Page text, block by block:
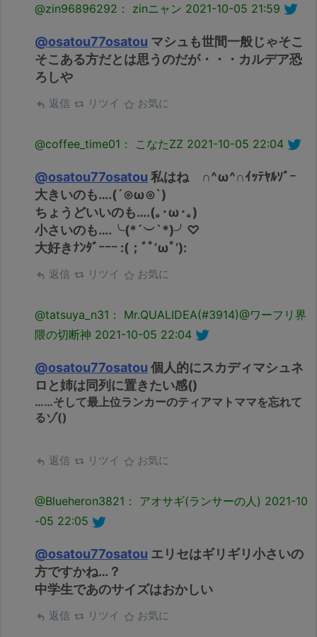
@zin96896292： zinニャン 2021-10-05 21:59
@osatou77osatou マシュも世間一般じゃそこ
そこある方だとは思うのだが・・・カルデア恐
ろしや
返信 リツイ お気に
@coffee_time01： こなたZZ 2021-10-05 22:04
@osatou77osatou 私はね ∩^ω^∩ｲｯﾃﾔﾙｿﾞｰ
大きいのも….(´⊙ω⊙`)
ちょうどいいのも….(｡･ω･｡)
小さいのも….╰(*´︶`*)╯♡
大好きﾅﾝﾀﾞｰｰｰ :(；ﾞﾟ’ωﾟ’):
返信 リツイ お気に
@tatsuya_n31： Mr.QUALIDEA(#3914)@ワーフリ界
隈の切断神 2021-10-05 22:04
@osatou77osatou 個人的にスカディマシュネ
ロと姉は同列に置きたい感()
……そして最上位ランカーのティアマトママを忘れて
るゾ()
返信 リツイ お気に
@Blueheron3821： アオサギ(ランサーの人) 2021-10
-05 22:05
@osatou77osatou エリセはギリギリ小さいの
方ですかね…？
中学生であのサイズはおかしい
返信 リツイ お気に